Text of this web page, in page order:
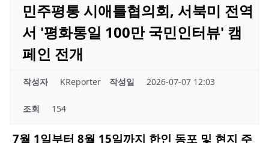
민주평통 시애틀협의회, 서북미 전역
서 '평화통일 100만 국민인터뷰' 캠
페인 전개
작성자 KReporter 작성일 2026-07-07 12:03
조회 154
7월 1일부터 8월 15일까지 한인 동포 및 현지 주